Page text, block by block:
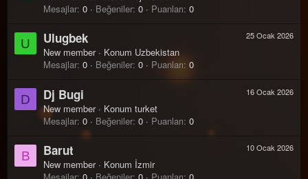
Mesajlar 0 Beğeniler 0 Puanları 0
U
25 Ocak 2026
Ulugbek
New member · Konum Uzbekistan
Mesajlar 0 Beğeniler 0 Puanları 0
D
16 Ocak 2026
Dj Bugi
New member · Konum turket
Mesajlar 0 Beğeniler 0 Puanları 0
B
10 Ocak 2026
Barut
New member · Konum İzmir